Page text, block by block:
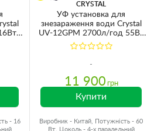
- 16
CRYSTAL
УФ установка для
знезараження води Crystal
UV-12GPM 2700л/год 55Вт
G3/4'' 40°C 6bar
(ультрафіолетова лампа)
11 900 грн
Купити
Виробник - Китай, Потужність - 60
Вт, Цоколь - 4-х паралельний